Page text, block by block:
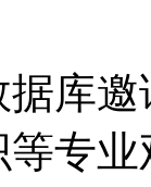
邀
等专